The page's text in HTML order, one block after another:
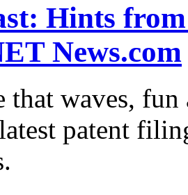
Hints
News.com
that waves,
patent